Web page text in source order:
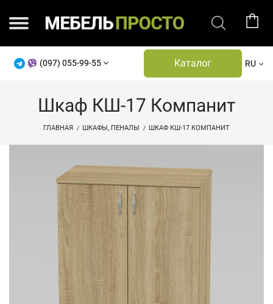
(097) 055-99-55 Каталог RU
Шкаф КШ-17 Компанит
ГЛАВНАЯ ШКАФЫ, ПЕНАЛЫ ШКАФ КШ-17 КОМПАНИТ